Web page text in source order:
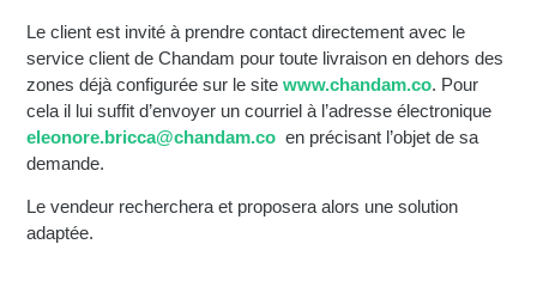
Le client est invité à prendre contact directement avec le
service client de Chandam pour toute livraison en dehors des
zones déjà configurée sur le sitewww.chandam.co. Pour
cela il lui suffit d’envoyer un courriel à l’adresse électronique
eleonore.bricca@chandam.co en précisant l’objet de sa
demande.
Le vendeur recherchera et proposera alors une solution
adaptée.